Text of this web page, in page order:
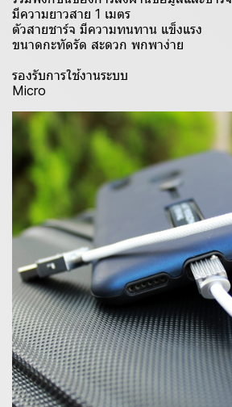
มีความยาวสาย 1 เมตร
ตัวสายชาร์จ มีความทนทาน แข็งแรง
ขนาดกะทัดรัด สะดวก พกพาง่าย
รองรับการใช้งานระบบ
Micro